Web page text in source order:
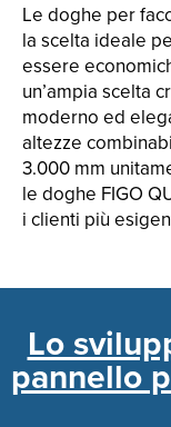
Le doghe per
la scelta ideale
essere
un’ampia scelta
moderno ed
altezze
3.000 mm
le doghe FIGO
i clienti più
Lo
pannello